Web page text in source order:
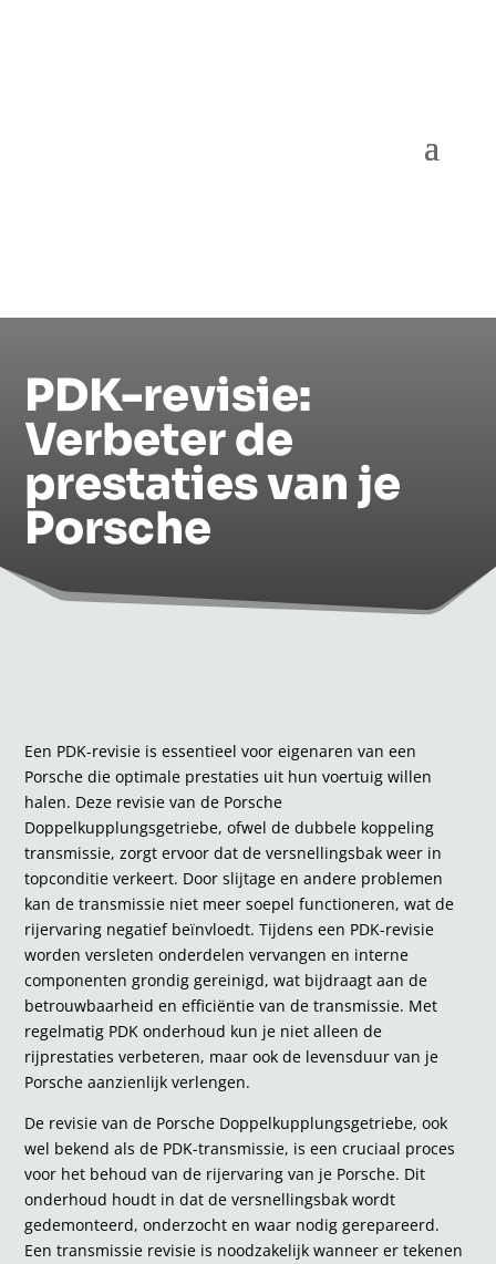
PDK-revisie:
Verbeter de
prestaties van je
Porsche
Een PDK-revisie is essentieel voor eigenaren van een
Porsche die optimale prestaties uit hun voertuig willen
halen. Deze revisie van de Porsche
Doppelkupplungsgetriebe, ofwel de dubbele koppeling
transmissie, zorgt ervoor dat de versnellingsbak weer in
topconditie verkeert. Door slijtage en andere problemen
kan de transmissie niet meer soepel functioneren, wat de
rijervaring negatief beïnvloedt. Tijdens een PDK-revisie
worden versleten onderdelen vervangen en interne
componenten grondig gereinigd, wat bijdraagt aan de
betrouwbaarheid en efficiëntie van de transmissie. Met
regelmatig PDK onderhoud kun je niet alleen de
rijprestaties verbeteren, maar ook de levensduur van je
Porsche aanzienlijk verlengen.
De revisie van de Porsche Doppelkupplungsgetriebe, ook
wel bekend als de PDK-transmissie, is een cruciaal proces
voor het behoud van de rijervaring van je Porsche. Dit
onderhoud houdt in dat de versnellingsbak wordt
gedemonteerd, onderzocht en waar nodig gerepareerd.
Een transmissie revisie is noodzakelijk wanneer er tekenen